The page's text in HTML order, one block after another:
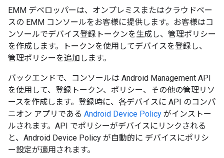
EMM デベロッパーは、オンプレミスまたはクラウドベー
スの EMM コンソールをお客様に提供します。お客様はコ
ンソールでデバイス登録トークンを生成し、管理ポリシー
を作成します。トークンを使用してデバイスを登録し、
管理ポリシーを追加します。
バックエンドで、コンソールは Android Management API
を使用して、登録トークン、ポリシー、その他の管理リソ
ースを作成します。登録時に、各デバイスに API のコンパ
ニオン アプリである Android Device Policy がインストー
ルされます。API でポリシーがデバイスにリンクされる
と、Android Device Policy が自動的に デバイスにポリシ
ー設定が適用されます。